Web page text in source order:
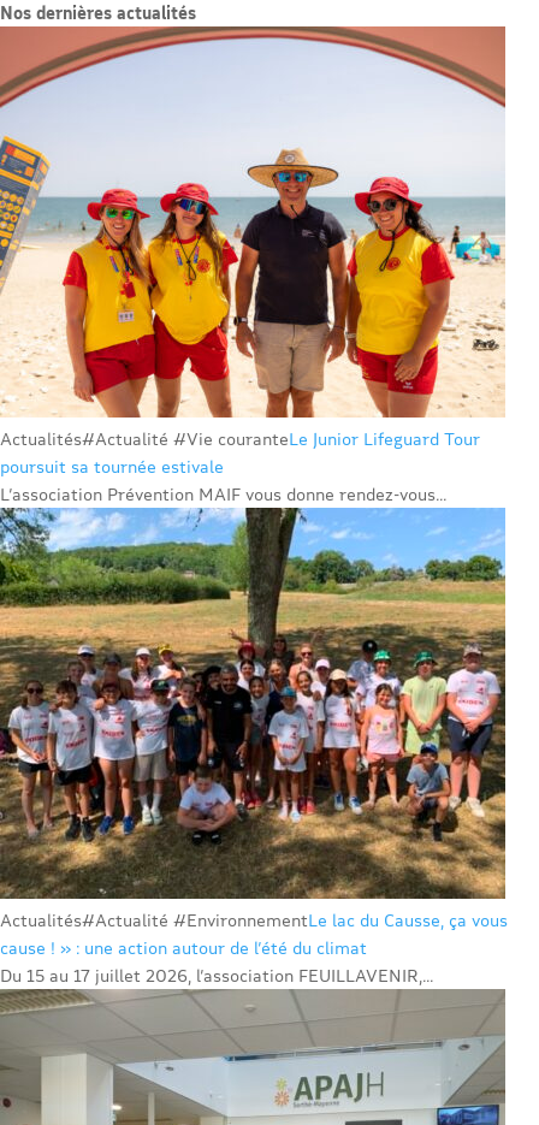
Nos dernières actualités
Actualités#Actualité #Vie couranteLe Junior Lifeguard Tour
poursuit sa tournée estivale
L’association Prévention MAIF vous donne rendez-vous...
Actualités#Actualité #EnvironnementLe lac du Causse, ça vous
cause ! » : une action autour de l’été du climat
Du 15 au 17 juillet 2026, l’association FEUILLAVENIR,...